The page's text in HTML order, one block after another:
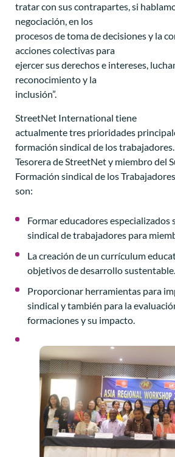
tratar con sus contrapartes, si
negociación, en los
procesos de toma de decisiones y la
acciones colectivas para
ejercer sus derechos e intereses,
reconocimiento y la
inclusión”.
StreetNet International tiene
actualmente tres prioridades
formación sindical de los
Tesorera de StreetNet y miembro del
Formación sindical de los
son:
Formar educadores especializados
sindical de trabajadores para
La creación de un currículum
objetivos de desarrollo sustentable.
Proporcionar herramientas para
sindical y también para la
formaciones y su impacto.